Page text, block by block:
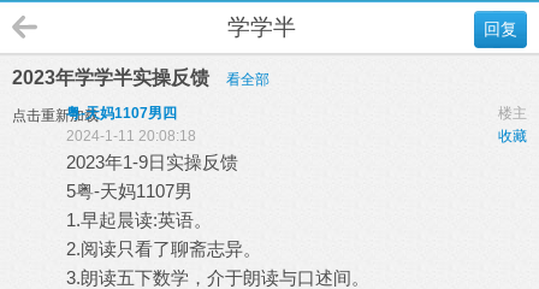
回复
学学半
2023年学学半实操反馈 看全部
点击重新加载 楼主
粤-天妈1107男四
收藏
2024-1-11 20:08:18
2023年1-9日实操反馈
5粤-天妈1107男
1.早起晨读:英语。
2.阅读只看了聊斋志异。
3.朗读五下数学，介于朗读与口述间。